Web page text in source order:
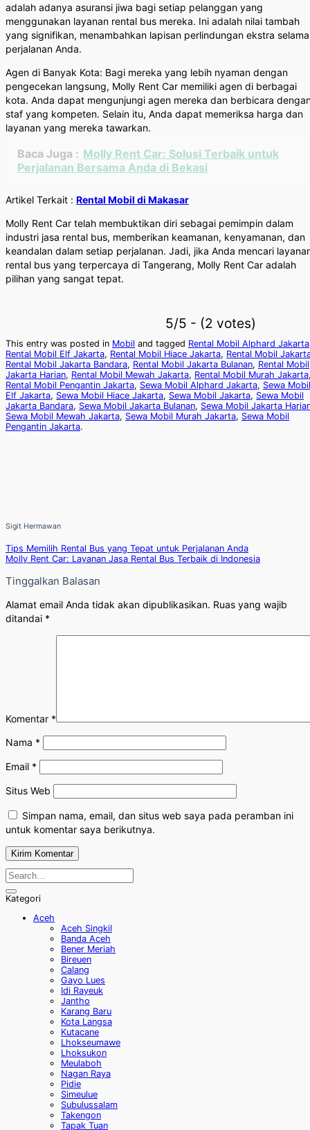
adalah adanya asuransi jiwa bagi setiap pelanggan yang
menggunakan layanan rental bus mereka. Ini adalah nilai tambah
yang signifikan, menambahkan lapisan perlindungan ekstra selama
perjalanan Anda.
Agen di Banyak Kota: Bagi mereka yang lebih nyaman dengan
pengecekan langsung, Molly Rent Car memiliki agen di berbagai
kota. Anda dapat mengunjungi agen mereka dan berbicara
staf yang kompeten. Selain itu, Anda dapat memeriksa harga dan
layanan yang mereka tawarkan.
Baca Juga : Molly Rent Car: Solusi Terbaik untuk
Perjalanan Bersama Anda di Bekasi
Artikel Terkait : Rental Mobil di Makasar
Molly Rent Car telah membuktikan diri sebagai pemimpin dalam
industri jasa rental bus, memberikan keamanan, kenyamanan, dan
keandalan dalam setiap perjalanan. Jadi, jika Anda mencari
rental bus yang terpercaya di Tangerang, Molly Rent Car adalah
pilihan yang sangat tepat.
5/5 - (2 votes)
This entry was posted in Mobil and tagged Rental Mobil Alphard Jakarta
Rental Mobil Elf Jakarta, Rental Mobil Hiace Jakarta, Rental Mobil
Rental Mobil Jakarta Bandara, Rental Mobil Jakarta Bulanan, Rental Mobil
Jakarta Harian, Rental Mobil Mewah Jakarta, Rental Mobil Murah Jakarta
Rental Mobil Pengantin Jakarta, Sewa Mobil Alphard Jakarta, Sewa Mobil
Elf Jakarta, Sewa Mobil Hiace Jakarta, Sewa Mobil Jakarta, Sewa Mobil
Jakarta Bandara, Sewa Mobil Jakarta Bulanan, Sewa Mobil Jakarta
Sewa Mobil Mewah Jakarta, Sewa Mobil Murah Jakarta, Sewa Mobil
Pengantin Jakarta.
Sigit Hermawan
Tips Memilih Rental Bus yang Tepat untuk Perjalanan Anda
Molly Rent Car: Layanan Jasa Rental Bus Terbaik di Indonesia
Tinggalkan Balasan
Alamat email Anda tidak akan dipublikasikan. Ruas yang wajib
ditandai *
Komentar *
Nama *
Email *
Situs Web
Simpan nama, email, dan situs web saya pada peramban ini
untuk komentar saya berikutnya.
Kategori
Aceh
Aceh Singkil
Banda Aceh
Bener Meriah
Bireuen
Calang
Gayo Lues
Idi Rayeuk
Jantho
Karang Baru
Kota Langsa
Kutacane
Lhokseumawe
Lhoksukon
Meulaboh
Nagan Raya
Pidie
Simeulue
Subulussalam
Takengon
Tapak Tuan